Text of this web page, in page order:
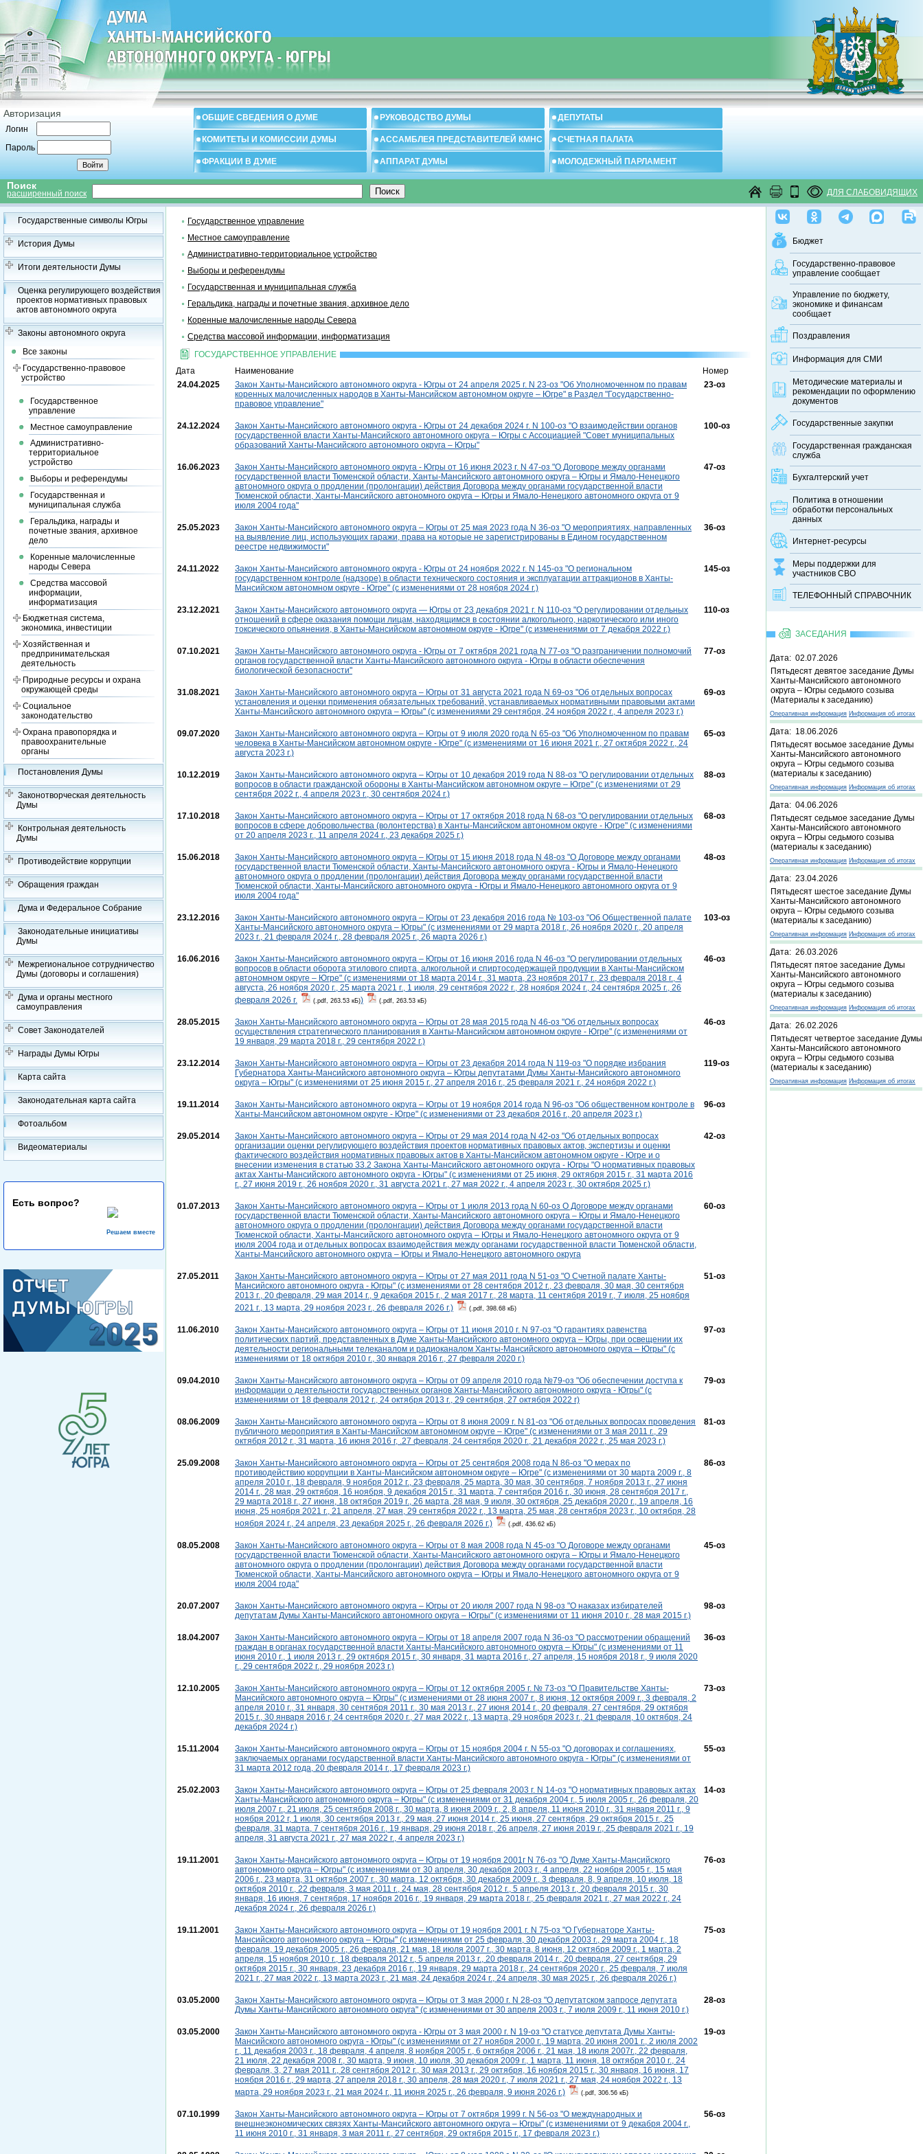
Авторизация
Логин
Пароль
ОБЩИЕ СВЕДЕНИЯ О ДУМЕ РУКОВОДСТВО ДУМЫ ДЕПУТАТЫ
КОМИТЕТЫ И КОМИССИИ ДУМЫ АССАМБЛЕЯ ПРЕДСТАВИТЕЛЕЙ КМНС СЧЕТНАЯ ПАЛАТА
ФРАКЦИИ В ДУМЕ АППАРАТ ДУМЫ МОЛОДЕЖНЫЙ ПАРЛАМЕНТ
Поиск
расширенный поиск ДЛЯ СЛАБОВИДЯЩИХ
Государственные символы Югры
История Думы
Итоги деятельности Думы
Оценка регулирующего воздействия
проектов нормативных правовых
актов автономного округа
Законы автономного округа
Все законы
Государственно-правовое
устройство
Государственное
управление
Местное самоуправление
Административно-
территориальное
устройство
Выборы и референдумы
Государственная и
муниципальная служба
Геральдика, награды и
почетные звания, архивное
дело
Коренные малочисленные
народы Севера
Средства массовой
информации,
информатизация
Бюджетная система,
экономика, инвестиции
Хозяйственная и
предпринимательская
деятельность
Природные ресурсы и охрана
окружающей среды
Социальное
законодательство
Охрана правопорядка и
правоохранительные
органы
Постановления Думы
Законотворческая деятельность
Думы
Контрольная деятельность
Думы
Противодействие коррупции
Обращения граждан
Дума и Федеральное Собрание
Законодательные инициативы
Думы
Межрегиональное сотрудничество
Думы (договоры и соглашения)
Дума и органы местного
самоуправления
Совет Законодателей
Награды Думы Югры
Карта сайта
Законодательная карта сайта
Фотоальбом
Видеоматериалы
Есть вопрос?
Решаем вместе
Бюджет
Государственно-правовое
управление сообщает
Управление по бюджету,
экономике и финансам
сообщает
Поздравления
Информация для СМИ
Методические материалы и
рекомендации по оформлению
документов
Государственные закупки
Государственная гражданская
служба
Бухгалтерский учет
Политика в отношении
обработки персональных
данных
Интернет-ресурсы
Меры поддержки для
участников СВО
ТЕЛЕФОННЫЙ CПРАВОЧНИК
ЗАСЕДАНИЯ
Дата: 02.07.2026
Пятьдесят девятое заседание Думы
Ханты-Мансийского автономного
округа – Югры седьмого созыва
(Материалы к заседанию)
Оперативная информация Информация об итогах
Дата: 18.06.2026
Пятьдесят восьмое заседание Думы
Ханты-Мансийского автономного
округа – Югры седьмого созыва
(материалы к заседанию)
Оперативная информация Информация об итогах
Дата: 04.06.2026
Пятьдесят седьмое заседание Думы
Ханты-Мансийского автономного
округа – Югры седьмого созыва
(материалы к заседанию)
Оперативная информация Информация об итогах
Дата: 23.04.2026
Пятьдесят шестое заседание Думы
Ханты-Мансийского автономного
округа – Югры седьмого созыва
(материалы к заседанию)
Оперативная информация Информация об итогах
Дата: 26.03.2026
Пятьдесят пятое заседание Думы
Ханты-Мансийского автономного
округа – Югры седьмого созыва
(материалы к заседанию)
Оперативная информация Информация об итогах
Дата: 26.02.2026
Пятьдесят четвертое заседание Думы
Ханты-Мансийского автономного
округа – Югры седьмого созыва
(материалы к заседанию)
Оперативная информация Информация об итогах
Государственное управление
Местное самоуправление
Административно-территориальное устройство
Выборы и референдумы
Государственная и муниципальная служба
Геральдика, награды и почетные звания, архивное дело
Коренные малочисленные народы Севера
Средства массовой информации, информатизация
ГОСУДАРСТВЕННОЕ УПРАВЛЕНИЕ
Дата
Наименование
Номер
24.04.2025
Закон Ханты-Мансийского автономного округа - Югры от 24 апреля 2025 г. N 23-оз "Об Уполномоченном по правам
коренных малочисленных народов в Ханты-Мансийском автономном округе – Югре" в Раздел "Государственно-
правовое управление"
23-оз
24.12.2024
Закон Ханты-Мансийского автономного округа - Югры от 24 декабря 2024 г. N 100-оз "О взаимодействии органов
государственной власти Ханты-Мансийского автономного округа – Югры с Ассоциацией "Совет муниципальных
образований Ханты-Мансийского автономного округа – Югры"
100-оз
16.06.2023
Закон Ханты-Мансийского автономного округа - Югры от 16 июня 2023 г. N 47-оз "О Договоре между органами
государственной власти Тюменской области, Ханты-Мансийского автономного округа – Югры и Ямало-Ненецкого
автономного округа о продлении (пролонгации) действия Договора между органами государственной власти
Тюменской области, Ханты-Мансийского автономного округа – Югры и Ямало-Ненецкого автономного округа от 9
июля 2004 года"
47-оз
25.05.2023
Закон Ханты-Мансийского автономного округа – Югры от 25 мая 2023 года N 36-оз "О мероприятиях, направленных
на выявление лиц, использующих гаражи, права на которые не зарегистрированы в Едином государственном
реестре недвижимости"
36-оз
24.11.2022
Закон Ханты-Мансийского автономного округа - Югры от 24 ноября 2022 г. N 145-оз "О региональном
государственном контроле (надзоре) в области технического состояния и эксплуатации аттракционов в Ханты-
Мансийском автономном округе - Югре" (с изменениями от 28 ноября 2024 г.)
145-оз
23.12.2021
Закон Ханты-Мансийского автономного округа — Югры от 23 декабря 2021 г. N 110-оз "О регулировании отдельных
отношений в сфере оказания помощи лицам, находящимся в состоянии алкогольного, наркотического или иного
токсического опьянения, в Ханты-Мансийском автономном округе - Югре" (с изменениями от 7 декабря 2022 г.)
110-оз
07.10.2021
Закон Ханты-Мансийского автономного округа - Югры от 7 октября 2021 года N 77-оз "О разграничении полномочий
органов государственной власти Ханты-Мансийского автономного округа - Югры в области обеспечения
биологической безопасности"
77-оз
31.08.2021
Закон Ханты-Мансийского автономного округа – Югры от 31 августа 2021 года N 69-оз "Об отдельных вопросах
установления и оценки применения обязательных требований, устанавливаемых нормативными правовыми актами
Ханты-Мансийского автономного округа – Югры" (с изменениями 29 сентября, 24 ноября 2022 г., 4 апреля 2023 г.)
69-оз
09.07.2020
Закон Ханты-Мансийского автономного округа – Югры от 9 июля 2020 года N 65-оз "Об Уполномоченном по правам
человека в Ханты-Мансийском автономном округе - Югре" (с изменениями от 16 июня 2021 г., 27 октября 2022 г., 24
августа 2023 г.)
65-оз
10.12.2019
Закон Ханты-Мансийского автономного округа – Югры от 10 декабря 2019 года N 88-оз "О регулировании отдельных
вопросов в области гражданской обороны в Ханты-Мансийском автономном округе – Югре" (c изменениями от 29
сентября 2022 г., 4 апреля 2023 г., 30 сентября 2024 г.)
88-оз
17.10.2018
Закон Ханты-Мансийского автономного округа – Югры от 17 октября 2018 года N 68-оз "О регулировании отдельных
вопросов в сфере добровольчества (волонтерства) в Ханты-Мансийском автономном округе - Югре" (с изменениями
от 20 апреля 2023 г., 11 апреля 2024 г., 23 декабря 2025 г.)
68-оз
15.06.2018
Закон Ханты-Мансийского автономного округа – Югры от 15 июня 2018 года N 48-оз "О Договоре между органами
государственной власти Тюменской области, Ханты-Мансийского автономного округа - Югры и Ямало-Ненецкого
автономного округа о продлении (пролонгации) действия Договора между органами государственной власти
Тюменской области, Ханты-Мансийского автономного округа - Югры и Ямало-Ненецкого автономного округа от 9
июля 2004 года"
48-оз
23.12.2016
Закон Ханты-Мансийского автономного округа – Югры от 23 декабря 2016 года № 103-оз "Об Общественной палате
Ханты-Мансийского автономного округа – Югры" (с изменениями от 29 марта 2018 г., 26 ноября 2020 г., 20 апреля
2023 г., 21 февраля 2024 г., 28 февраля 2025 г., 26 марта 2026 г.)
103-оз
16.06.2016
Закон Ханты-Мансийского автономного округа – Югры от 16 июня 2016 года N 46-оз "О регулировании отдельных
вопросов в области оборота этилового спирта, алкогольной и спиртосодержащей продукции в Ханты-Мансийском
автономном округе – Югре" (с изменениями от 18 марта 2014 г., 31 марта, 23 ноября 2017 г., 23 февраля 2018 г., 4
августа, 26 ноября 2020 г., 25 марта 2021 г., 1 июля, 29 сентября 2022 г., 28 ноября 2024 г., 24 сентября 2025 г., 26
февраля 2026 г.
(.pdf, 263.53 кБ)) (.pdf, 263.53 кБ)
46-оз
28.05.2015
Закон Ханты-Мансийского автономного округа – Югры от 28 мая 2015 года N 46-оз "Об отдельных вопросах
осуществления стратегического планирования в Ханты-Мансийском автономном округе - Югре" (с изменениями от
19 января, 29 марта 2018 г., 29 сентября 2022 г.)
46-оз
23.12.2014
Закон Ханты-Мансийского автономного округа – Югры от 23 декабря 2014 года N 119-оз "О порядке избрания
Губернатора Ханты-Мансийского автономного округа – Югры депутатами Думы Ханты-Мансийского автономного
округа – Югры" (с изменениями от 25 июня 2015 г., 27 апреля 2016 г., 25 февраля 2021 г., 24 ноября 2022 г.)
119-оз
19.11.2014
Закон Ханты-Мансийского автономного округа – Югры от 19 ноября 2014 года N 96-оз "Об общественном контроле в
Ханты-Мансийском автономном округе - Югре" (с изменениями от 23 декабря 2016 г., 20 апреля 2023 г.)
96-оз
29.05.2014
Закон Ханты-Мансийского автономного округа – Югры от 29 мая 2014 года N 42-оз "Об отдельных вопросах
организации оценки регулирующего воздействия проектов нормативных правовых актов, экспертизы и оценки
фактического воздействия нормативных правовых актов в Ханты-Мансийском автономном округе - Югре и о
внесении изменения в статью 33.2 Закона Ханты-Мансийского автономного округа - Югры "О нормативных правовых
актах Ханты-Мансийского автономного округа - Югры" (с изменениями от 25 июня, 29 октября 2015 г., 31 марта 2016
г., 27 июня 2019 г., 26 ноября 2020 г., 31 августа 2021 г., 27 мая 2022 г., 4 апреля 2023 г., 30 октября 2025 г.)
42-оз
01.07.2013
Закон Ханты-Мансийского автономного округа – Югры от 1 июля 2013 года N 60-оз О Договоре между органами
государственной власти Тюменской области, Ханты-Мансийского автономного округа – Югры и Ямало-Ненецкого
автономного округа о продлении (пролонгации) действия Договора между органами государственной власти
Тюменской области, Ханты-Мансийского автономного округа – Югры и Ямало-Ненецкого автономного округа от 9
июля 2004 года и отдельных вопросах взаимодействия между органами государственной власти Тюменской области,
Ханты-Мансийского автономного округа – Югры и Ямало-Ненецкого автономного округа
60-оз
27.05.2011
Закон Ханты-Мансийского автономного округа – Югры от 27 мая 2011 года N 51-оз "О Счетной палате Ханты-
Мансийского автономного округа - Югры" (с изменениями от 28 сентября 2012 г., 23 февраля, 30 мая, 30 сентября
2013 г., 20 февраля, 29 мая 2014 г., 9 декабря 2015 г., 2 мая 2017 г., 28 марта, 11 сентября 2019 г., 7 июля, 25 ноября
2021 г., 13 марта, 29 ноября 2023 г., 26 февраля 2026 г.)
(.pdf, 398.68 кБ)
51-оз
11.06.2010
Закон Ханты-Мансийского автономного округа – Югры от 11 июня 2010 г. N 97-оз "О гарантиях равенства
политических партий, представленных в Думе Ханты-Мансийского автономного округа – Югры, при освещении их
деятельности региональными телеканалом и радиоканалом Ханты-Мансийского автономного округа – Югры" (с
изменениями от 18 октября 2010 г., 30 января 2016 г., 27 февраля 2020 г.)
97-оз
09.04.2010
Закон Ханты-Мансийского автономного округа – Югры от 09 апреля 2010 года №79-оз "Об обеспечении доступа к
информации о деятельности государственных органов Ханты-Мансийского автономного округа - Югры" (с
изменениями от 18 февраля 2012 г., 24 октября 2013 г., 29 сентября, 27 октября 2022 г)
79-оз
08.06.2009
Закон Ханты-Мансийского автономного округа – Югры от 8 июня 2009 г. N 81-оз "Об отдельных вопросах проведения
публичного мероприятия в Ханты-Мансийском автономном округе – Югре" (с изменениями от 3 мая 2011 г., 29
октября 2012 г., 31 марта, 16 июня 2016 г, .27 февраля, 24 сентября 2020 г., 21 декабря 2022 г., 25 мая 2023 г.)
81-оз
25.09.2008
Закон Ханты-Мансийского автономного округа – Югры от 25 сентября 2008 года N 86-оз "О мерах по
противодействию коррупции в Ханты-Мансийском автономном округе – Югре" (с изменениями от 30 марта 2009 г., 8
апреля 2010 г., 18 февраля, 9 ноября 2012 г., 23 февраля, 25 марта, 30 мая, 30 сентября, 7 ноября 2013 г., 27 июня
2014 г., 28 мая, 29 октября, 16 ноября, 9 декабря 2015 г., 31 марта, 7 сентября 2016 г., 30 июня, 28 сентября 2017 г.,
29 марта 2018 г., 27 июня, 18 октября 2019 г., 26 марта, 28 мая, 9 июля, 30 октября, 25 декабря 2020 г., 19 апреля, 16
июня, 25 ноября 2021 г., 21 апреля, 27 мая, 29 сентября 2022 г., 13 марта, 25 мая, 28 сентября 2023 г., 10 октября, 28
ноября 2024 г., 24 апреля, 23 декабря 2025 г., 26 февраля 2026 г.)
(.pdf, 436.62 кБ)
86-оз
08.05.2008
Закон Ханты-Мансийского автономного округа – Югры от 8 мая 2008 года N 45-оз "О Договоре между органами
государственной власти Тюменской области, Ханты-Мансийского автономного округа – Югры и Ямало-Ненецкого
автономного округа о продлении (пролонгации) действия Договора между органами государственной власти
Тюменской области, Ханты-Мансийского автономного округа – Югры и Ямало-Ненецкого автономного округа от 9
июля 2004 года"
45-оз
20.07.2007
Закон Ханты-Мансийского автономного округа – Югры от 20 июля 2007 года N 98-оз "О наказах избирателей
депутатам Думы Ханты-Мансийского автономного округа – Югры" (с изменениями от 11 июня 2010 г., 28 мая 2015 г.)
98-оз
18.04.2007
Закон Ханты-Мансийского автономного округа – Югры от 18 апреля 2007 года N 36-оз "О рассмотрении обращений
граждан в органах государственной власти Ханты-Мансийского автономного округа – Югры" (с изменениями от 11
июня 2010 г., 1 июля 2013 г., 29 октября 2015 г., 30 января, 31 марта 2016 г., 27 апреля, 15 ноября 2018 г., 9 июля 2020
г., 29 сентября 2022 г., 29 ноября 2023 г.)
36-оз
12.10.2005
Закон Ханты-Мансийского автономного округа – Югры от 12 октября 2005 г. № 73-оз "О Правительстве Ханты-
Мансийского автономного округа – Югры" (с изменениями от 28 июня 2007 г., 8 июня, 12 октября 2009 г., 3 февраля, 2
апреля 2010 г., 31 января, 30 сентября 2011 г., 30 мая 2013 г., 27 июня 2014 г., 20 февраля, 27 сентября, 29 октября
2015 г., 30 января 2016 г, 24 сентября 2020 г., 27 мая 2022 г., 13 марта, 29 ноября 2023 г., 21 февраля, 10 октября, 24
декабря 2024 г.)
73-оз
15.11.2004
Закон Ханты-Мансийского автономного округа – Югры от 15 ноября 2004 г. N 55-оз "О договорах и соглашениях,
заключаемых органами государственной власти Ханты-Мансийского автономного округа - Югры" (с изменениями от
31 марта 2012 года, 20 февраля 2014 г., 17 февраля 2023 г.)
55-оз
25.02.2003
Закон Ханты-Мансийского автономного округа – Югры от 25 февраля 2003 г. N 14-оз "О нормативных правовых актах
Ханты-Мансийского автономного округа – Югры" (с изменениями от 31 декабря 2004 г., 5 июля 2005 г., 26 февраля, 20
июля 2007 г., 21 июля, 25 сентября 2008 г., 30 марта, 8 июня 2009 г., 2, 8 апреля, 11 июня 2010 г., 31 января 2011 г., 9
ноября 2012 г, 1 июля, 30 сентября 2013 г., 29 мая, 27 июня 2014 г., 25 июня, 27 сентября, 29 октября 2015 г., 25
февраля, 31 марта, 7 сентября 2016 г., 19 января, 29 июня 2018 г., 26 апреля, 27 июня 2019 г., 25 февраля 2021 г., 19
апреля, 31 августа 2021 г., 27 мая 2022 г., 4 апреля 2023 г.)
14-оз
19.11.2001
Закон Ханты-Мансийского автономного округа – Югры от 19 ноября 2001г N 76-оз "О Думе Ханты-Мансийского
автономного округа – Югры" (с изменениями от 30 апреля, 30 декабря 2003 г., 4 апреля, 22 ноября 2005 г., 15 мая
2006 г., 23 марта, 31 октября 2007 г., 30 марта, 12 октября, 30 декабря 2009 г., 3 февраля, 8, 9 апреля, 10 июля, 18
октября 2010 г., 22 февраля, 3 мая 2011 г., 24 мая, 28 сентября 2012 г., 5 апреля 2013 г., 20 февраля 2015 г., 30
января, 16 июня, 7 сентября, 17 ноября 2016 г., 19 января, 29 марта 2018 г., 25 февраля 2021 г., 27 мая 2022 г., 24
декабря 2024 г., 26 февраля 2026 г.)
76-оз
19.11.2001
Закон Ханты-Мансийского автономного округа – Югры от 19 ноября 2001 г. N 75-оз "О Губернаторе Ханты-
Мансийского автономного округа – Югры" (с изменениями от 25 февраля, 30 декабря 2003 г., 29 марта 2004 г., 18
февраля, 19 декабря 2005 г., 26 февраля, 21 мая, 18 июля 2007 г., 30 марта, 8 июня, 12 октября 2009 г., 1 марта, 2
апреля, 15 ноября 2010 г., 18 февраля 2012 г., 5 апреля 2013 г., 20 февраля 2014 г., 20 февраля, 27 сентября, 29
октября 2015 г., 30 января, 23 декабря 2016 г., 19 января, 29 марта 2018 г., 24 сентября 2020 г., 25 февраля, 7 июля
2021 г., 27 мая 2022 г., 13 марта 2023 г., 21 мая, 24 декабря 2024 г., 24 апреля, 30 мая 2025 г., 26 февраля 2026 г.)
75-оз
03.05.2000
Закон Ханты-Мансийского автономного округа – Югры от 3 мая 2000 г. N 28-оз "О депутатском запросе депутата
Думы Ханты-Мансийского автономного округа" (с изменениями от 30 апреля 2003 г., 7 июля 2009 г., 11 июня 2010 г.)
28-оз
03.05.2000
Закон Ханты-Мансийского автономного округа - Югры от 3 мая 2000 г. N 19-оз "О статусе депутата Думы Ханты-
Мансийского автономного округа - Югры" (с изменениями от 27 ноября 2000 г., 19 марта, 20 июня 2001 г., 2 июля 2002
г., 11 декабря 2003 г., 18 февраля, 4 апреля, 8 ноября 2005 г., 6 октября 2006 г., 21 мая, 18 июля 2007г., 22 февраля,
21 июля, 22 декабря 2008 г., 30 марта, 9 июня, 10 июля, 30 декабря 2009 г., 1 марта, 11 июня, 18 октября 2010 г., 24
февраля, 3, 27 мая 2011 г., 28 сентября 2012 г., 30 мая 2013 г., 29 октября, 16 ноября 2015 г., 30 января, 16 июня, 17
ноября 2016 г., 29 марта, 27 апреля 2018 г., 30 апреля, 28 мая 2020 г., 7 июля 2021 г., 27 мая, 24 ноября 2022 г., 13
марта, 29 ноября 2023 г., 21 мая 2024 г., 11 июня 2025 г., 26 февраля, 9 июня 2026 г.)
(.pdf, 306.56 кБ)
19-оз
07.10.1999
Закон Ханты-Мансийского автономного округа – Югры от 7 октября 1999 г. N 56-оз "О международных и
внешнеэкономических связях Ханты-Мансийского автономного округа – Югры" (с изменениями от 9 декабря 2004 г.,
11 июня 2010 г., 31 января, 3 мая 2011 г., 27 сентября, 29 октября 2015 г., 17 февраля 2023 г.)
56-оз